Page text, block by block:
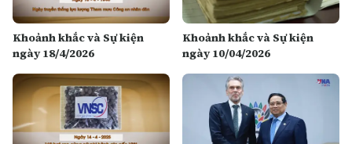
Khoảnh khắc và Sự kiện
ngày 18/4/2026
Khoảnh khắc và Sự kiện
ngày 10/04/2026